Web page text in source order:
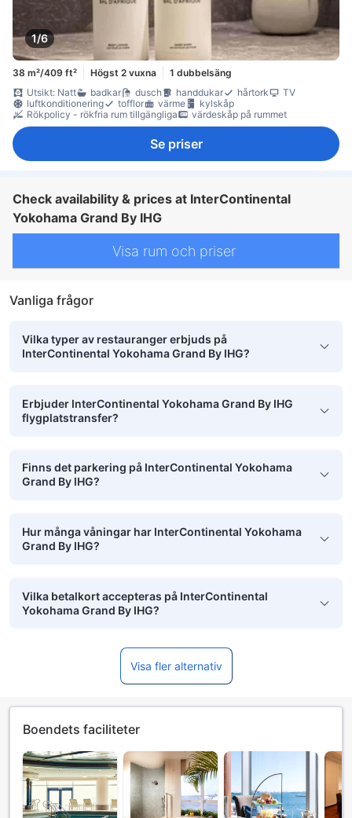
1/6
38 m²/409 ft² Högst 2 vuxna
1 dubbelsäng
Utsikt: Natt
badkar dusch handdukar hårtork
TV
luftkonditionering
tofflor värme
kylskåp
Rökpolicy - rökfria rum tillgängliga
värdeskåp på rummet
Se priser
Check availability & prices at InterContinental
Yokohama Grand By IHG
Visa rum och priser
Vanliga frågor
Vilka typer av restauranger erbjuds på
InterContinental Yokohama Grand By IHG?
Erbjuder InterContinental Yokohama Grand By IHG
flygplatstransfer?
Finns det parkering på InterContinental Yokohama
Grand By IHG?
Hur många våningar har InterContinental Yokohama
Grand By IHG?
Vilka betalkort accepteras på InterContinental
Yokohama Grand By IHG?
Visa fler alternativ
Boendets faciliteter